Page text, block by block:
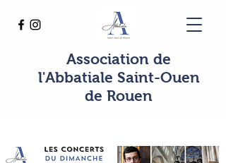
Association de
l'Abbatiale Saint-Ouen
de Rouen